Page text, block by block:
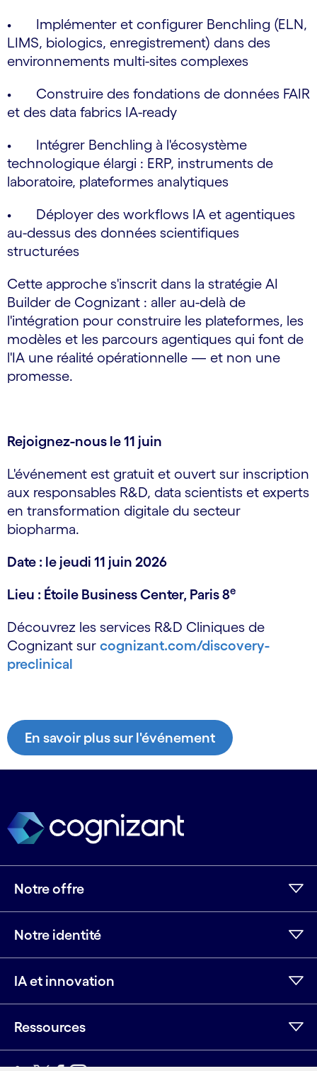
• Implémenter et configurer Benchling (ELN,
LIMS, biologics, enregistrement) dans des
environnements multi-sites complexes
• Construire des fondations de données FAIR
et des data fabrics IA-ready
• Intégrer Benchling à l'écosystème
technologique élargi : ERP, instruments de
laboratoire, plateformes analytiques
• Déployer des workflows IA et agentiques
au-dessus des données scientifiques
structurées
Cette approche s'inscrit dans la stratégie AI
Builder de Cognizant : aller au-delà de
l'intégration pour construire les plateformes, les
modèles et les parcours agentiques qui font de
l'IA une réalité opérationnelle — et non une
promesse.
Rejoignez-nous le 11 juin
L'événement est gratuit et ouvert sur inscription
aux responsables R&D, data scientists et experts
en transformation digitale du secteur
biopharma.
Date : le jeudi 11 juin 2026
Lieu : Étoile Business Center, Paris 8e
Découvrez les services R&D Cliniques de
Cognizant sur cognizant.com/discovery-
preclinical
En savoir plus sur l'événement
Notre offre
Notre identité
IA et innovation
Ressources